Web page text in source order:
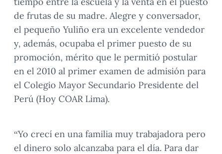
de frutas de su madre. Alegre y conversador,
el pequeño Yuliño era un excelente vendedor
y, además, ocupaba el primer puesto de su
promoción, mérito que le permitió postular
en el 2010 al primer examen de admisión para
el Colegio Mayor Secundario Presidente del
Perú (Hoy COAR Lima).
“Yo crecí en una familia muy trabajadora pero
el dinero solo alcanzaba para el día. Para dar